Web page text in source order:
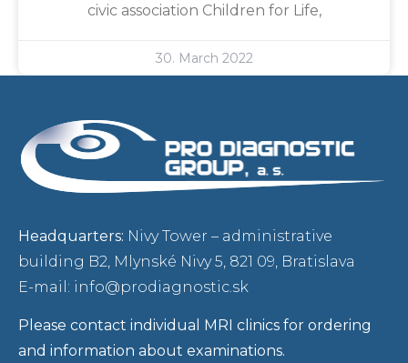
civic association Children for Life,
30. March 2022
Headquarters: Nivy Tower – administrative
building B2, Mlynské Nivy 5, 821 09, Bratislava
E-mail: info@prodiagnostic.sk
Please contact individual MRI clinics for ordering
and information about examinations.